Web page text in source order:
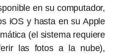
en su computador,
iOS y hasta en su Apple
(el sistema requiere
las fotos a la nube),